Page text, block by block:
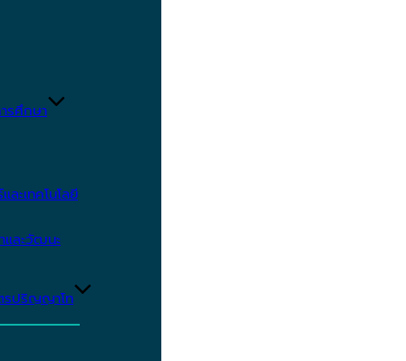
รศึกษา
ะเทคโนโลยี
และวัฒนะ
รปริญญาโท